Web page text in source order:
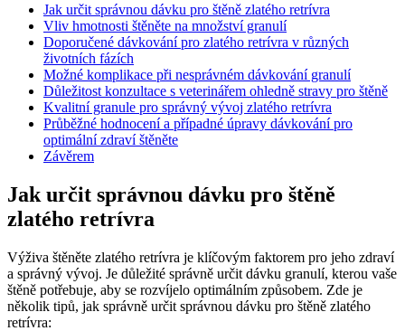
Jak určit správnou dávku pro štěně zlatého retrívra
Vliv hmotnosti štěněte na množství granulí
Doporučené dávkování pro zlatého retrívra v různých
životních fázích
Možné komplikace při nesprávném dávkování granulí
Důležitost konzultace s veterinářem ohledně stravy pro štěně
Kvalitní granule pro správný vývoj zlatého retrívra
Průběžné hodnocení a případné úpravy dávkování pro
optimální zdraví štěněte
Závěrem
Jak určit správnou dávku pro štěně
zlatého retrívra
Výživa štěněte zlatého retrívra je klíčovým faktorem pro jeho zdraví
a správný vývoj. Je důležité správně určit dávku granulí, kterou vaše
štěně potřebuje, aby se rozvíjelo optimálním způsobem. Zde je
několik tipů, jak správně určit správnou dávku pro štěně zlatého
retrívra: